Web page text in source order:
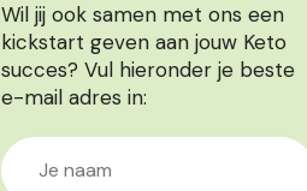
Wil jij ook samen met ons een
kickstart geven aan jouw Keto
succes? Vul hieronder je beste
e-mail adres in: